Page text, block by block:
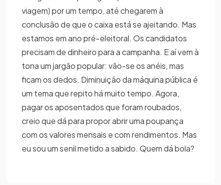
viagem) por um tempo, até chegarem à
conclusão de que o caixa está se ajeitando. Mas
estamos em ano pré-eleitoral. Os candidatos
precisam de dinheiro para a campanha. E aí vem à
tona um jargão popular: vão-se os anéis, mas
ficam os dedos. Diminuição da máquina pública é
um tema que repito há muito tempo. Agora,
pagar os aposentados que foram roubados,
creio que dá para propor abrir uma poupança
com os valores mensais e com rendimentos. Mas
eu sou um senil metido a sabido. Quem dá bola?